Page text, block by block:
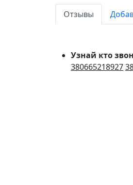
Отзывы
Узнай кто
380665218927